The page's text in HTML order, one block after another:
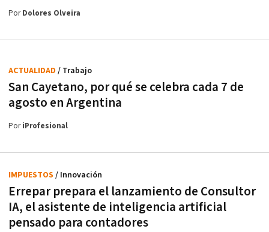
PorDolores Olveira
San Cayetano, por qué se celebra cada 7 de
agosto en Argentina
ACTUALIDAD / Trabajo
PoriProfesional
Errepar prepara el lanzamiento de Consultor
IA, el asistente de inteligencia artificial
pensado para contadores
IMPUESTOS / Innovación